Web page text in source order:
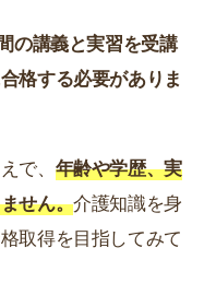
の講義と実習を受講
格する必要がありま
で、 年齢や学歴、実
せん。介護知識を身
取得を目指してみて